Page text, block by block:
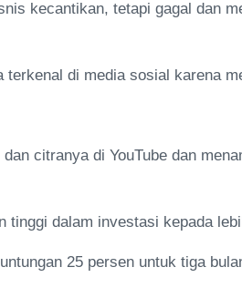
kecantikan, tetapi gagal dan
di media sosial karena
citranya di YouTube dan
tinggi dalam investasi kepada
25 persen untuk tiga